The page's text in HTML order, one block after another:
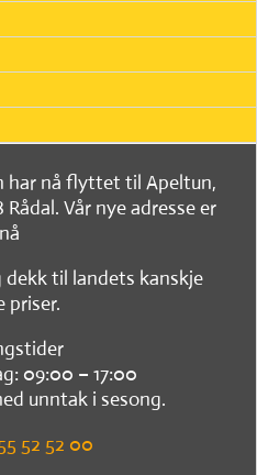
har nå flyttet til Apeltun,
Vår nye adresse er
nå
dekk til landets kanskje
priser.
09:00 – 17:00
unntak i sesong.
52 52 00